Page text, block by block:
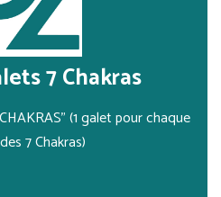
7 Chakras
(1 galet pour chaque
7 Chakras)